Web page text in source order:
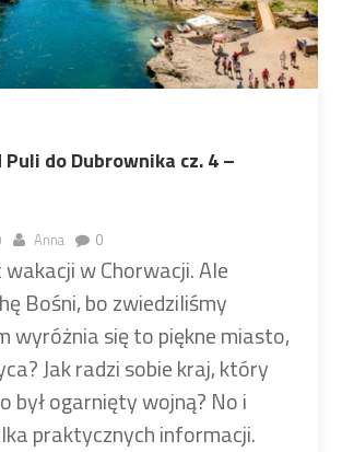
do Dubrownika cz. 4 –
Anna 0
wakacji w Chorwacji. Ale
Bośni, bo zwiedziliśmy
wyróżnia się to piękne miasto,
Jak radzi sobie kraj, który
był ogarnięty wojną? No i
praktycznych informacji.